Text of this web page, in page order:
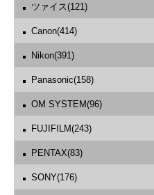
ツァイス(121)
Canon(414)
Nikon(391)
Panasonic(158)
OM SYSTEM(96)
FUJIFILM(243)
PENTAX(83)
SONY(176)